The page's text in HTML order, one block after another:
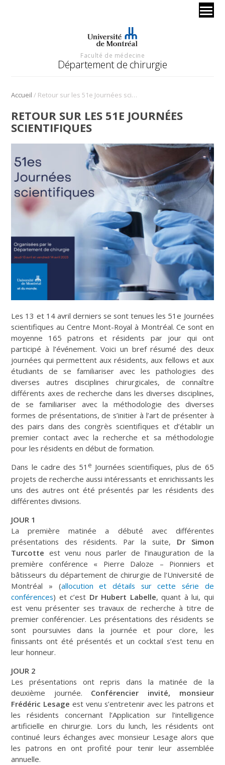
Faculté de médecine
Département de chirurgie
Accueil / Retour sur les 51e Journées scientifiques
RETOUR SUR LES 51E JOURNÉES
SCIENTIFIQUES
Les 13 et 14 avril derniers se sont tenues les 51e Journées
scientifiques au Centre Mont-Royal à Montréal. Ce sont en
moyenne 165 patrons et résidents par jour qui ont
participé à l’événement. Voici un bref résumé des deux
journées qui permettent aux résidents, aux fellows et aux
étudiants de se familiariser avec les pathologies des
diverses autres disciplines chirurgicales, de connaître
différents axes de recherche dans les diverses disciplines,
de se familiariser avec la méthodologie des diverses
formes de présentations, de s’initier à l’art de présenter à
des pairs dans des congrès scientifiques et d’établir un
premier contact avec la recherche et sa méthodologie
pour les résidents en début de formation.
Dans le cadre des 51 e Journées scientifiques, plus de 65
projets de recherche aussi intéressants et enrichissants les
uns des autres ont été présentés par les résidents des
différentes divisions.
JOUR 1
La première matinée a débuté avec différentes
présentations des résidents. Par la suite, Dr Simon
Turcotte est venu nous parler de l’inauguration de la
première conférence « Pierre Daloze – Pionniers et
bâtisseurs du département de chirurgie de l’Université de
Montréal » (allocution et détails sur cette série de
conférences) et c’est Dr Hubert Labelle, quant à lui, qui
est venu présenter ses travaux de recherche à titre de
premier conférencier. Les présentations des résidents se
sont poursuivies dans la journée et pour clore, les
finissants ont été présentés et un cocktail s’est tenu en
leur honneur.
JOUR 2
Les présentations ont repris dans la matinée de la
deuxième journée. Conférencier invité, monsieur
Frédéric Lesage est venu s’entretenir avec les patrons et
les résidents concernant l’Application sur l’intelligence
artificielle en chirurgie. Lors du lunch, les résidents ont
continué leurs échanges avec monsieur Lesage alors que
les patrons en ont profité pour tenir leur assemblée
annuelle.